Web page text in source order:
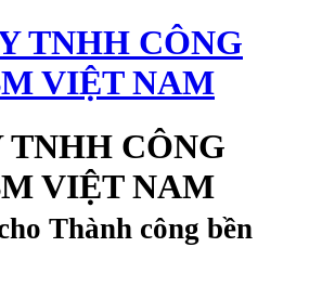
TNHH CÔNG
VIỆT NAM
Thành công bền